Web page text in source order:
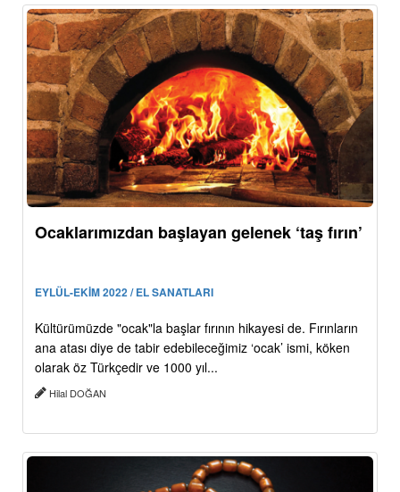
Ocaklarımızdan başlayan gelenek ‘taş fırın’
EYLÜL-EKİM 2022 / EL SANATLARI
Kültürümüzde "ocak"la başlar fırının hikayesi de. Fırınların
ana atası diye de tabir edebileceğimiz ‘ocak’ ismi, köken
olarak öz Türkçedir ve 1000 yıl...
Hilal DOĞAN